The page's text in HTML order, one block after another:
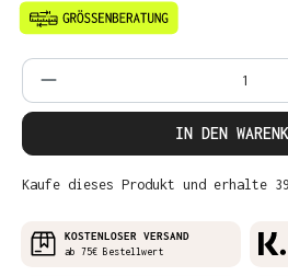
Produkt Anzahl: Gib
IN DEN
Kaufe dieses Produkt und erhalte 39
KOSTENLOSER VERSAND
ab 75€ Bestellwert